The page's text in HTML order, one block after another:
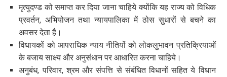
मृत्युदण्ड को समाप्त कर दिया जाना चाहिये क्योंकि यह राज्य को विधिक
प्रवर्तन, अभियोजन तथा न्यायपालिका में ठोस सुधारों से बचने का
अवसर देता है।
विधायकों को आपराधिक न्याय नीतियों को लोकलुभावन प्रतिक्रियाओं
के बजाय साक्ष्य और अनुसंधान पर आधारित करना चाहिये।
अनुबंध, परिवार, श्रम और संपत्ति से संबंधित विधानों सहित ये विधान